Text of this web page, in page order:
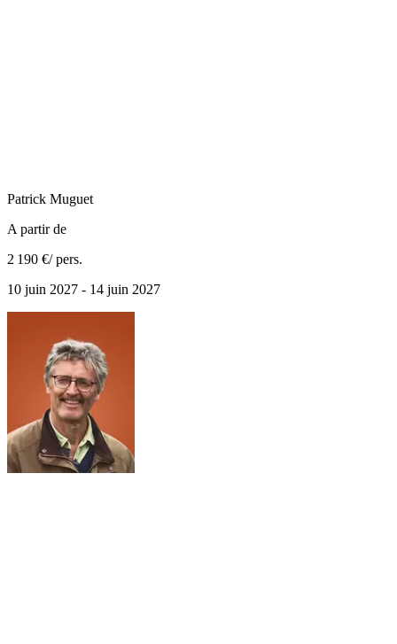
Patrick Muguet
A partir de
2 190 €/ pers.
10 juin 2027 - 14 juin 2027